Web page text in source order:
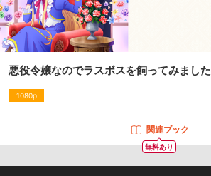
悪役令嬢なのでラスボスを飼ってみました
1080p
無料あり
関連ブック